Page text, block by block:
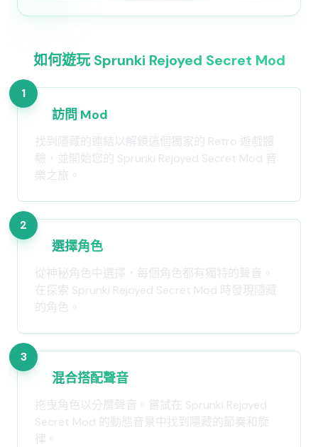
如何遊玩 Sprunki Rejoyed Secret Mod
1
訪問 Mod
找到隱藏的連結以解鎖這個獨家的 Retro 遊戲體
驗，並開始您的 Sprunki Rejoyed Secret Mod 音
樂之旅。
2
選擇角色
從神秘角色中選擇，每個角色都有獨特的聲音。
在探索 Sprunki Rejoyed Secret Mod 時發現隱藏
的角色。
3
混合搭配聲音
拖曳角色以分層聲音。嘗試在 Sprunki Rejoyed
Secret Mod 的動態音景中找到隱藏的節奏和旋
律。